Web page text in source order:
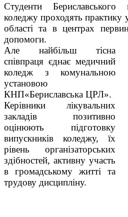
Студенти Бериславського
коледжу проходять практику
області та в центрах
допомоги.
Але найбільш тісна
співпраця єднає медичний
коледж з комунальною
установою
КНП«Бериславська ЦРЛ».
Керівники лікувальних
закладів позитивно
оцінюють підготовку
випускників коледжу, їх
рівень організаторських
здібностей, активну участь
в громадському житті та
трудову дисципліну.